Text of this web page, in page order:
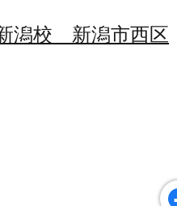
潟校 新潟市西区